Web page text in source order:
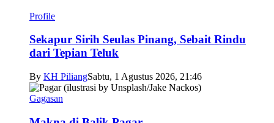
Profile
Sekapur Sirih Seulas Pinang, Sebait Rindu
dari Tepian Teluk
By KH PiliangSabtu, 1 Agustus 2026, 21:46
Gagasan